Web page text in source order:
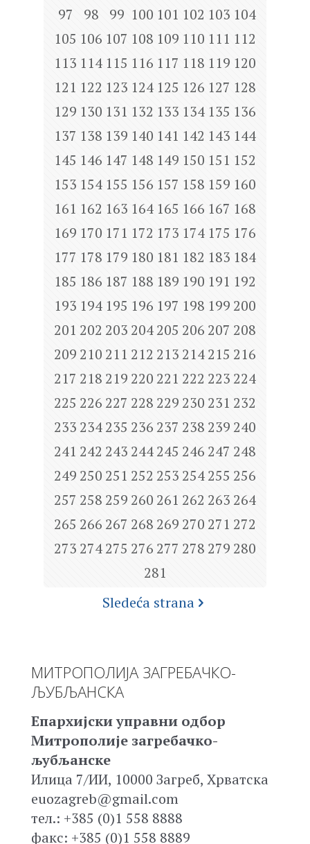
97
98 99 100 101 102 103 104
105 106 107 108 109 110 111 112
113 114 115 116 117 118 119 120
121 122 123 124 125 126 127 128
129 130 131 132 133 134 135 136
137 138 139 140 141 142 143 144
145 146 147 148 149 150 151 152
153 154 155 156 157 158 159 160
161 162 163 164 165 166 167 168
169 170 171 172 173 174 175 176
177 178 179 180 181 182 183 184
185 186 187 188 189 190 191 192
193 194 195 196 197 198 199 200
201 202 203 204205 206 207 208
209 210 211 212 213 214215 216
217 218 219 220 221 222 223 224
225 226 227 228 229 230 231 232
233 234235 236 237 238 239 240
241 242 243 244245 246 247 248
249 250 251 252 253 254255 256
257 258 259 260 261 262 263 264
265 266 267 268 269 270 271 272
273 274275 276 277 278 279 280
281
Sledeća strana
МИТРОПОЛИЈА ЗАГРЕБАЧКО-
ЉУБЉАНСКА
Епархијски управни одбор
Митрополије загребачко-
љубљанске
Илица 7/ИИ, 10000 Загреб, Хрватска
euozagreb@gmail.com
тел.: +385 (0)1 558 8888
факс: +385 (0)1 558 8889